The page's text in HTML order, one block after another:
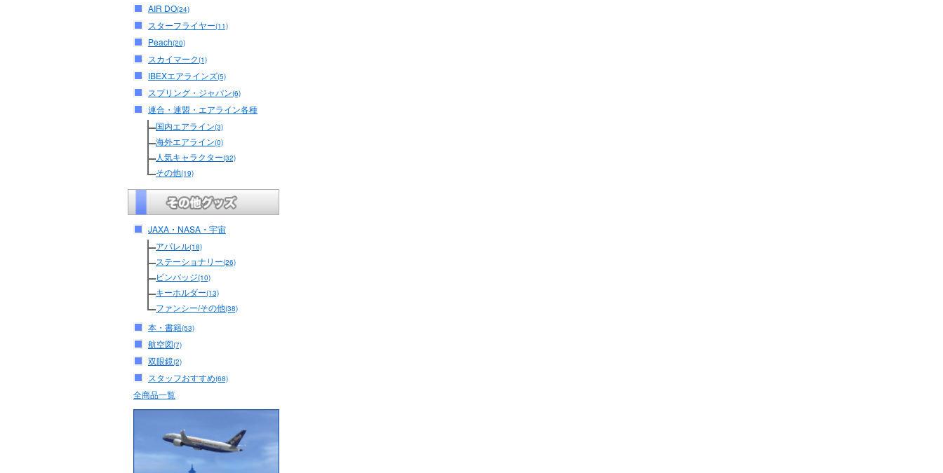
AIR DO(24)
スターフライヤー(11)
Peach(20)
スカイマーク(1)
IBEXエアラインズ(5)
スプリング・ジャパン(6)
連合・連盟・エアライン各種
国内エアライン(3)
海外エアライン(0)
人気キャラクター(32)
その他(19)
JAXA・NASA・宇宙
アパレル(18)
ステーショナリー(26)
ピンバッジ(10)
キーホルダー(13)
ファンシー/その他(38)
本・書籍(53)
航空図(7)
双眼鏡(2)
スタッフおすすめ(68)
全商品一覧